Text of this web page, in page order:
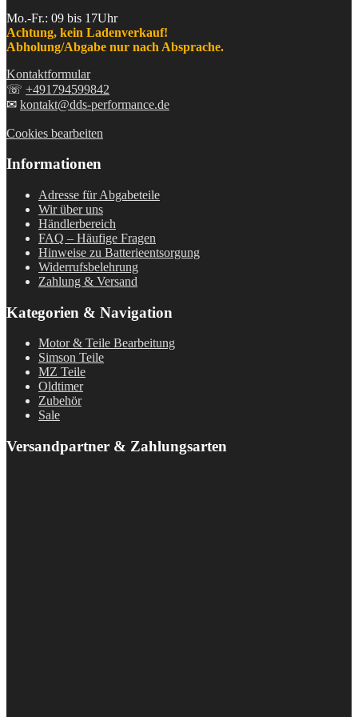
Mo.-Fr.: 09 bis 17Uhr
Achtung, kein Ladenverkauf!
Abholung/Abgabe nur nach Absprache.
Kontaktformular
☏ +491794599842
✉ kontakt@dds-performance.de
Cookies bearbeiten
Informationen
Adresse für Abgabeteile
Wir über uns
Händlerbereich
FAQ – Häufige Fragen
Hinweise zu Batterieentsorgung
Widerrufsbelehrung
Zahlung & Versand
Kategorien & Navigation
Motor & Teile Bearbeitung
Simson Teile
MZ Teile
Oldtimer
Zubehör
Sale
Versandpartner & Zahlungsarten